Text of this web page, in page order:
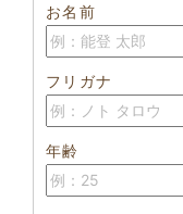
お名前
フリガナ
年齢